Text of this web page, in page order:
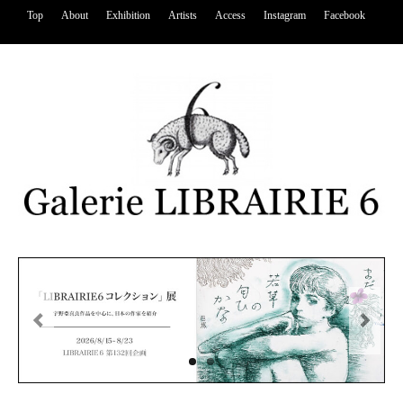
Top About Exhibition Artists Access Instagram Facebook